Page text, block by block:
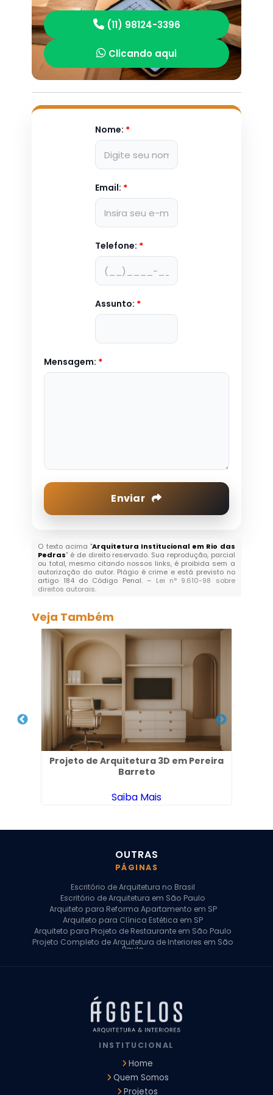
(11) 98124-3396
Clicando aqui
Nome: *
Email: *
Telefone: *
Assunto: *
Mensagem: *
Enviar
O texto acima "Arquitetura Institucional em Rio das
Pedras" é de direito reservado. Sua reprodução, parcial
ou total, mesmo citando nossos links, é proibida sem a
autorização do autor. Plágio é crime e está previsto no
artigo 184 do Código Penal. – Lei n° 9.610-98 sobre
direitos autorais.
Veja Também
Projeto de Arquitetura 3D em Pereira
Barreto
Saiba Mais
OUTRAS
PÁGINAS
Escritório de Arquitetura no Brasil
Escritório de Arquitetura em São Paulo
Arquiteto para Reforma Apartamento em SP
Arquiteto para Clínica Estética em SP
Arquiteto para Projeto de Restaurante em São Paulo
Projeto Completo de Arquitetura de Interiores em São
Paulo
Arquiteto para Projeto Comercial em São Paulo
Arquiteto Comercial
Arquiteto para Reforma de Apartamento
Arquiteto para Reforma Residencial
Arquitetura para Reforma de Casas
Design de Interiores Apartamentos
Design de Interiores Residencial
Empresa de Arquitetura e Design
INSTITUCIONAL
Home
Quem Somos
Projetos